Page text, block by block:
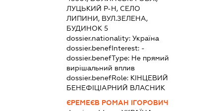
ЛУЦЬКИЙ Р-Н, СЕЛО
ЛИПИНИ, ВУЛ.ЗЕЛЕНА,
БУДИНОК 5
dossier.nationality: Україна
dossier.benefInterest: -
dossier.benefType: Не прямий
вирішальний вплив
dossier.benefRole: КІНЦЕВИЙ
БЕНЕФІЦІАРНИЙ ВЛАСНИК
ЄРЕМЕЄВ РОМАН ІГОРОВИЧ